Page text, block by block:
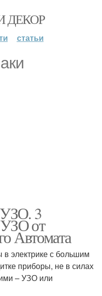
ДЕКОР
статьи
УЗО. 3
от
Автомата
в электрике с большим
приборы, не в силах
– УЗО или